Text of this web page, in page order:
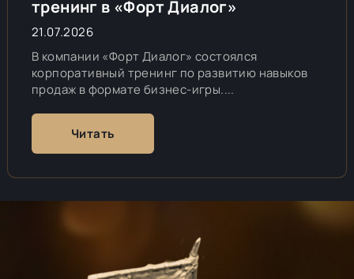
тренинг в «Форт Диалог»
21.07.2026
В компании «Форт Диалог» состоялся
корпоративный тренинг по развитию навыков
продаж в формате бизнес-игры....
Читать